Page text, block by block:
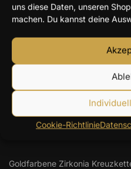
uns diese Daten, unseren
machen. Du kannst deine
Cookie-Richtlinie
Y2K Engelsflügel Halskette
14,96
Herz Zirkon Ring Damen –
€
Goldfarbene Zirkonia